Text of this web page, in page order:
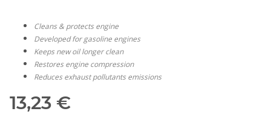
Cleans & protects engine
Developed for gasoline engines
Keeps new oil longer clean
Restores engine compression
Reduces exhaust pollutants emissions
13,23 €